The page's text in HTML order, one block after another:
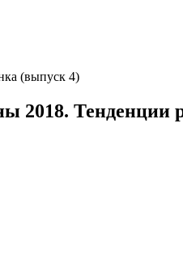
(выпуск 4)
2018. Тенденции